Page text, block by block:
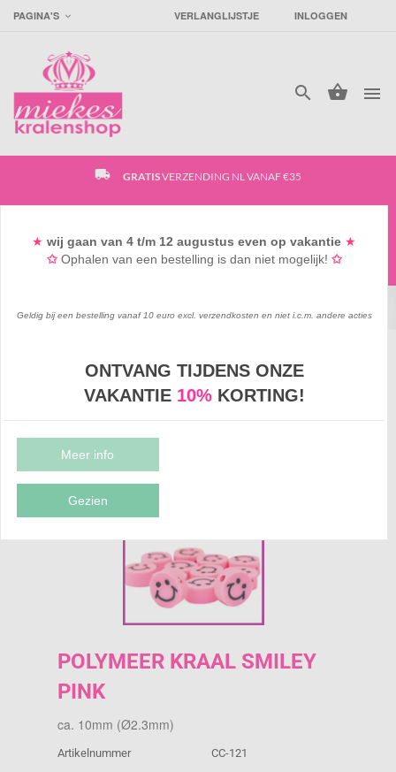
PAGINA'S INLOGGEN
VERLANGLIJSTJE



local_shipping GRATISVERZENDING NL VANAF €35
favorite_border GRATISGOODIEBAG VANAF €15*
KRALEN & BEDELS / KINDERKRALEN /
POLYMEER KRAAL SMILEY PINK
POLYMEER KRAAL SMILEY
PINK
ca. 10mm (Ø2.3mm)
Artikelnummer CC-121
★ wij gaanvan 4 t/m 12 augustuseven op vakantie ★
✩ Ophalen van een bestelling is dan niet mogelijk! ✩
Geldig bij een bestelling vanaf 10 euro excl. verzendkosten en niet i.c.m. andere acties
ONTVANG TIJDENS ONZE
VAKANTIE 10%KORTING!
Meer info
Gezien